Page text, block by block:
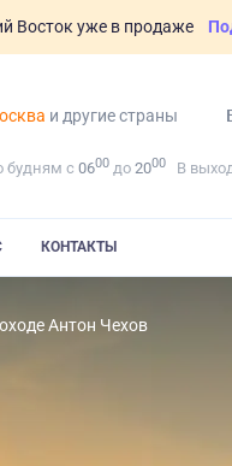
Восток уже в продаже
и другие страны
будням с 0600 до 2000 В
КОНТАКТЫ
Антон Чехов